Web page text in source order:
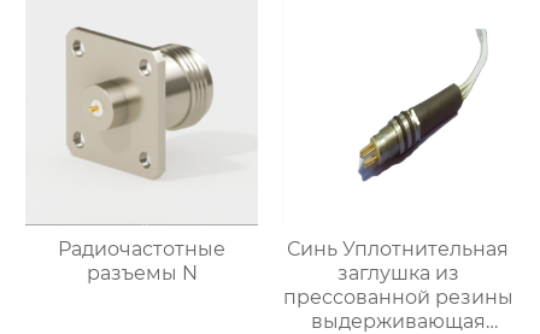
Радиочастотные
разъемы N
Синь Уплотнительная
заглушка из
прессованной резины
выдерживающая